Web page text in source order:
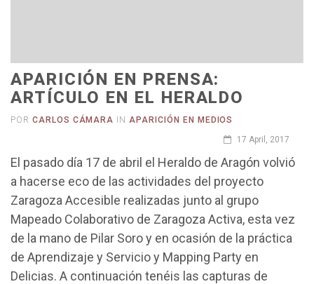
APARICIÓN EN PRENSA:
ARTÍCULO EN EL HERALDO
POR CARLOS CÁMARA INAPARICIÓN EN MEDIOS
17 April, 2017
El pasado día 17 de abril el Heraldo de Aragón volvió
a hacerse eco de las actividades del proyecto
Zaragoza Accesible realizadas junto al grupo
Mapeado Colaborativo de Zaragoza Activa, esta vez
de la mano de Pilar Soro y en ocasión de la práctica
de Aprendizaje y Servicio y Mapping Party en
Delicias. A continuación tenéis las capturas de